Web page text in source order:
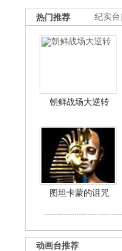
纪实台
热门推荐
朝鲜战场大逆转
图坦卡蒙的诅咒
动画台推荐